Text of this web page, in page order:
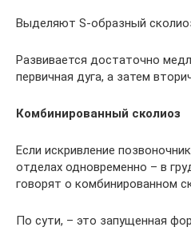
Выделяют S-образный
Развивается достаточно
первичная дуга, а затем
Комбинированный сколиоз
Если искривление
отделах одновременно – в
говорят о комбинированном
По сути, – это запущенная